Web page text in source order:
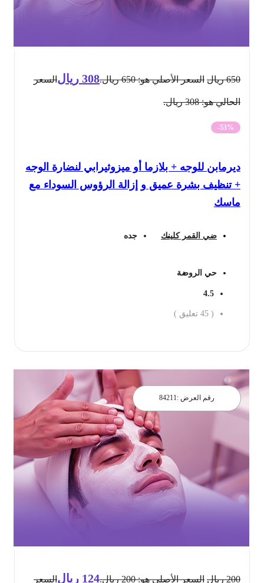
ريال السعر الأصلي هو: 650 ريال. 308 ريالالسعر
الحالي هو: 308 ريال.
-53%
ديرمابن للوجه + بلازما أو ميزوثيرابي لنضارة الوجه
+ تنظيف بشرة عميق و إزالة الرؤوس السوداء مع
ماسك
ضي القمر كلينك جده
حي الروضة
4.5
45 تعليق )
رقم العرض : 84211
ريال السعر الأصلي هو: 200 ريال. 124 ريالالسعر